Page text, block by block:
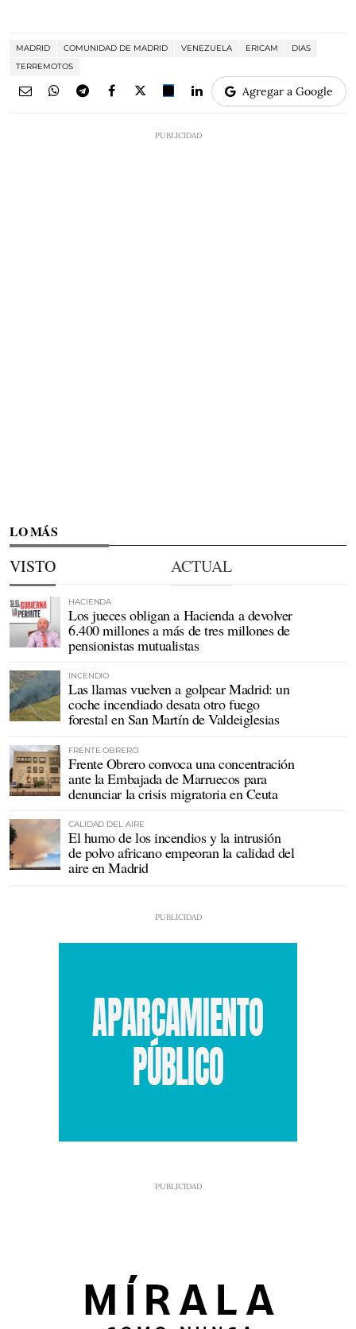
MADRID COMUNIDAD DE MADRID VENEZUELA ERICAM
DIAS
TERREMOTOS
Agregar a Google
LO MÁS
VISTO ACTUAL
HACIENDA
Los jueces obligan a Hacienda a devolver
6.400 millones a más de tres millones de
pensionistas mutualistas
INCENDIO
Las llamas vuelven a golpear Madrid: un
coche incendiado desata otro fuego
forestal en San Martín de Valdeiglesias
FRENTE OBRERO
Frente Obrero convoca una concentración
ante la Embajada de Marruecos para
denunciar la crisis migratoria en Ceuta
CALIDAD DEL AIRE
El humo de los incendios y la intrusión
de polvo africano empeoran la calidad del
aire en Madrid